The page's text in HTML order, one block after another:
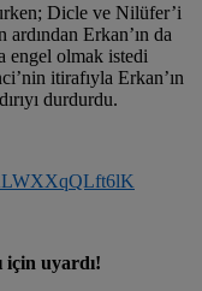
Dicle ve Nilüfer’i
Erkan’ın da
engel olmak istedi
itirafıyla Erkan’ın
durdurdu.
için uyardı!